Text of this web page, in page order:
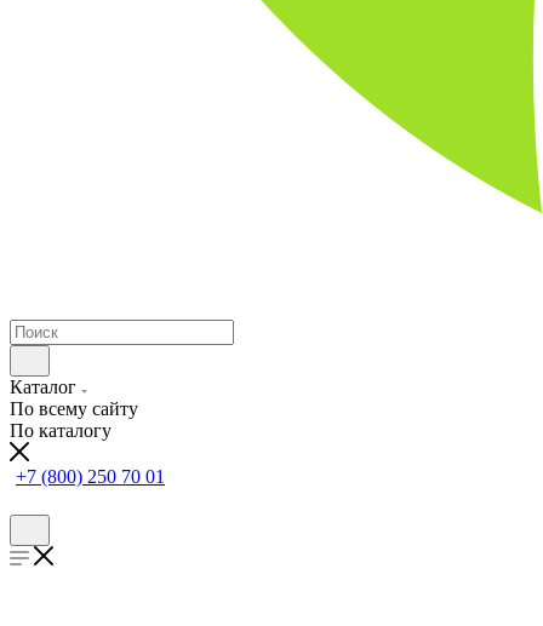
Каталог
По всему сайту
По каталогу
+7 (800) 250 70 01